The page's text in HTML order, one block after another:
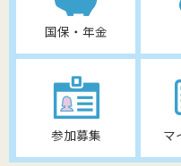
国保・年金
参加募集 マ